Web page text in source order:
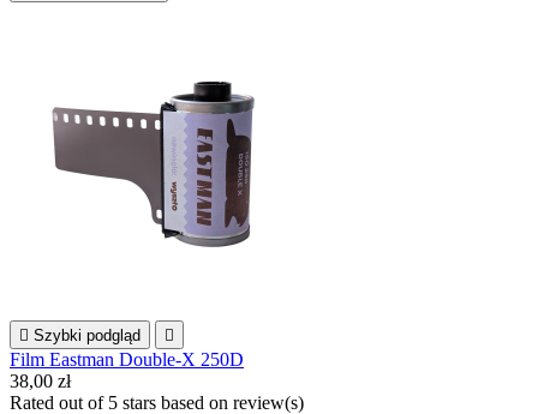
 Szybki podgląd 
Film Eastman Double-X 250D
38,00 zł
Rated out of 5 stars based on review(s)